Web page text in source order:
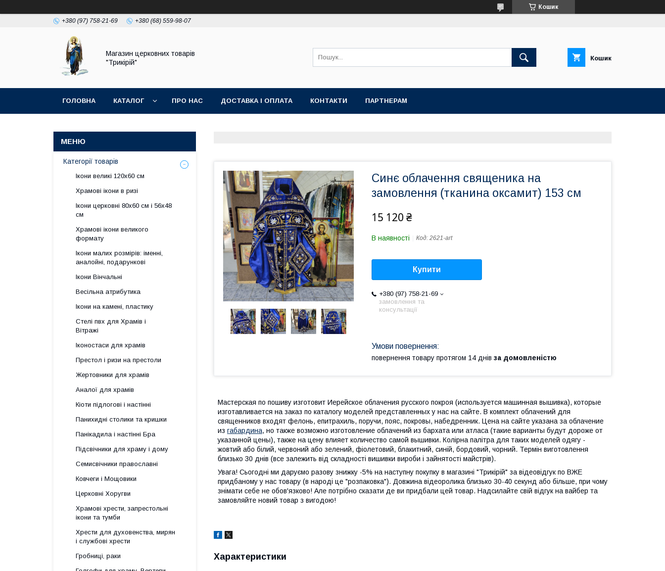
Кошик
+380 (97) 758-21-69 +380 (68) 559-98-07
Магазин церковних товарів
"Трикірій"
Кошик
ГОЛОВНА КАТАЛОГ ПРО НАС ДОСТАВКА І ОПЛАТА КОНТАКТИ ПАРТНЕРАМ
Синє облачення священика на
замовлення (тканина оксамит) 153 см
15 120 ₴
В наявності Код: 2621-art
Купити
+380 (97) 758-21-69
замовлення та
консультації
повернення товару протягом 14 днів за домовленістю
Мастерская по пошиву изготовит Иерейское облачения русского покроя (используется машинная вышивка), которые
изготавливается на заказ по каталогу моделей представленных у нас на сайте. В комплект облачений для
священников входят фелонь, епитрахиль, поручи, пояс, покровы, набедренник. Цена на сайте указана за облачение
из габардина, но также возможно изготовление облачений из бархата или атласа (такие варианты будут дороже от
указанной цены), также на цену влияет количество самой вышивки. Колірна палітра для таких моделей одягу -
жовтий або білий, червоний або зелений, фіолетовий, блакитний, синій, бордовий, чорний. Термін виготовлення
близько 30 днів (все залежить від складності вишивки вироби і зайнятості майстрів).
Увага! Сьогодні ми даруємо разову знижку -5% на наступну покупку в магазині "Трикірій" за відеовідгук по ВЖЕ
придбаному у нас товару (в народі це "розпаковка"). Довжина відеоролика близько 30-40 секунд або більше, при чому
знімати себе не обов'язково! Але потрібно сказати де ви придбали цей товар. Надсилайте свій відгук на вайбер та
замовляйте новий товар з вигодою!
Характеристики
Категорії товарів
Ікони великі 120х60 см
Храмові ікони в ризі
Ікони церковні 80х60 см і 56х48
см
Храмові ікони великого
формату
Ікони малих розмірів: іменні,
аналойні, подарункові
Ікони Вінчальні
Весільна атрибутика
Ікони на камені, пластику
Стелі пвх для Храмів і
Вітражі
Іконостаси для храмів
Престол і ризи на престоли
Жертовники для храмів
Аналої для храмів
Кіоти підлогові і настінні
Панихидні столики та кришки
Панікадила і настінні Бра
Підсвічники для храму і дому
Семисвічники православні
Ковчеги і Мощовики
Церковні Хоругви
Храмові хрести, запрестольні
ікони та тумби
Хрести для духовенства, мирян
і службові хрести
Гробниці, раки